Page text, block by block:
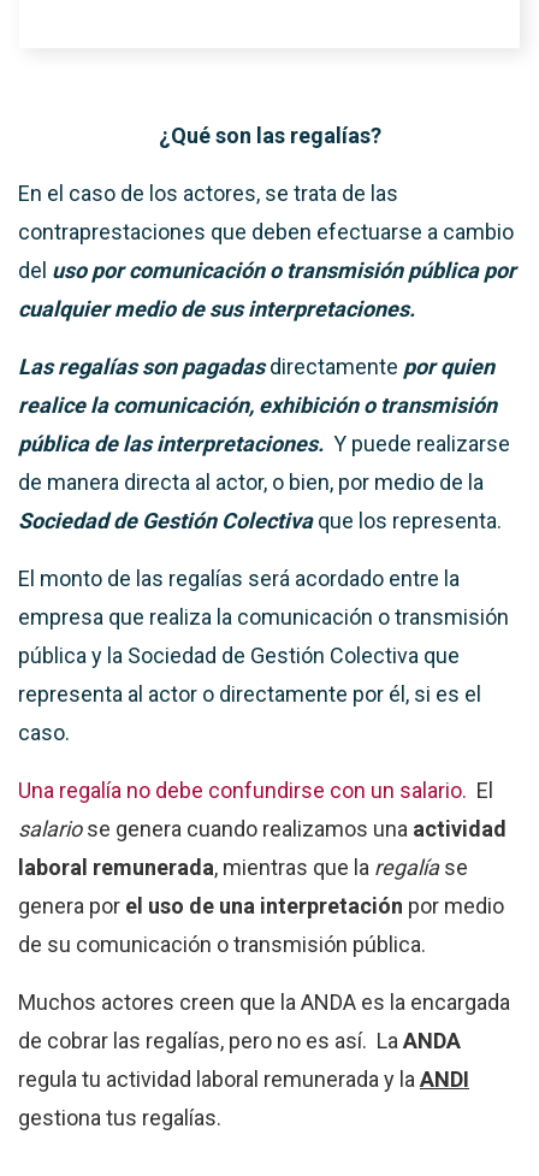
¿Qué son las regalías?
En el caso de los actores, se trata de las
contraprestaciones que deben efectuarse a cambio
del uso por comunicación o transmisión pública por
cualquier medio de sus interpretaciones.
Las regalías son pagadasdirectamente por quien
realice la comunicación, exhibición o transmisión
pública de las interpretaciones. Y puede realizarse
de manera directa al actor, o bien, por medio de la
Sociedad de Gestión Colectivaque los representa.
El monto de las regalías será acordado entre la
empresa que realiza la comunicación o transmisión
pública y la Sociedad de Gestión Colectiva que
representa al actor o directamente por él, si es el
caso.
Una regalía no debe confundirse con un salario. El
salariose genera cuando realizamos una actividad
laboral remunerada, mientras que la regalíase
genera por el uso de una interpretación por medio
de su comunicación o transmisión pública.
Muchos actores creen que la ANDA es la encargada
de cobrar las regalías, pero no es así. La ANDA
regula tu actividad laboral remunerada y la ANDI
gestiona tus regalías.